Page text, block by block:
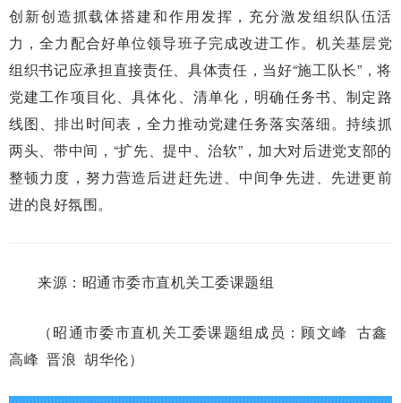
创新创造抓载体搭建和作用发挥，充分激发组织队伍活
力，全力配合好单位领导班子完成改进工作。机关基层党
组织书记应承担直接责任、具体责任，当好“施工队长”，将
党建工作项目化、具体化、清单化，明确任务书、制定路
线图、排出时间表，全力推动党建任务落实落细。持续抓
两头、带中间，“扩先、提中、治软”，加大对后进党支部的
整顿力度，努力营造后进赶先进、中间争先进、先进更前
进的良好氛围。
来源：昭通市委市直机关工委课题组
（昭通市委市直机关工委课题组成员：顾文峰 古鑫
高峰 晋浪 胡华伦）